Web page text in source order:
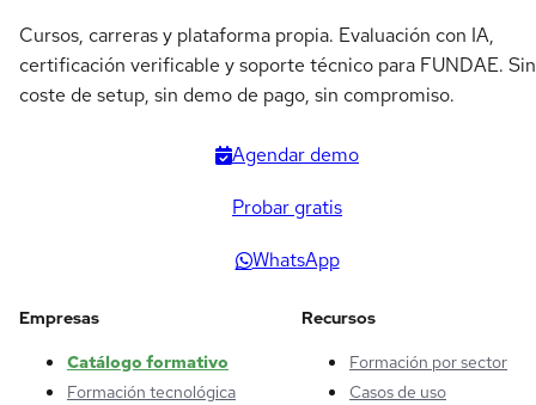
Cursos, carreras y plataforma propia. Evaluación con IA,
certificación verificable y soporte técnico para FUNDAE. Sin
coste de setup, sin demo de pago, sin compromiso.
Agendar demo
Probar gratis
WhatsApp
Empresas
Catálogo formativo
Formación tecnológica
Recursos
Formación por sector
Casos de uso